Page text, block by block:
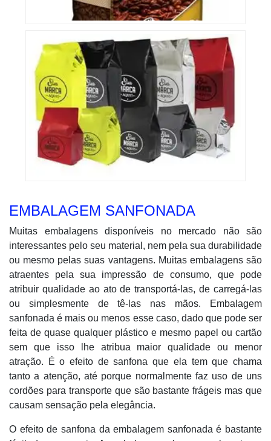
EMBALAGEM SANFONADA
Muitas embalagens disponíveis no mercado não são
interessantes pelo seu material, nem pela sua durabilidade
ou mesmo pelas suas vantagens. Muitas embalagens são
atraentes pela sua impressão de consumo, que pode
atribuir qualidade ao ato de transportá-las, de carregá-las
ou simplesmente de tê-las nas mãos. Embalagem
sanfonada é mais ou menos esse caso, dado que pode ser
feita de quase qualquer plástico e mesmo papel ou cartão
sem que isso lhe atribua maior qualidade ou menor
atração. É o efeito de sanfona que ela tem que chama
tanto a atenção, até porque normalmente faz uso de uns
cordões para transporte que são bastante frágeis mas que
causam sensação pela elegância.
O efeito de sanfona da embalagem sanfonada é bastante